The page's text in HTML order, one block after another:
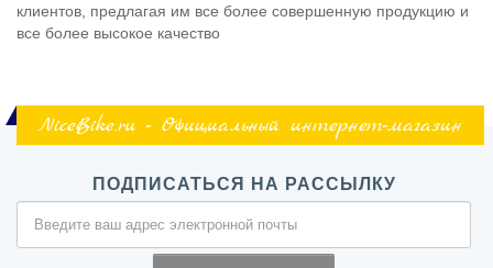
клиентов, предлагая им все более совершенную продукцию и
все более высокое качество
NiceBike.ru - Официальный интернет-магазин
ПОДПИСАТЬСЯ НА РАССЫЛКУ